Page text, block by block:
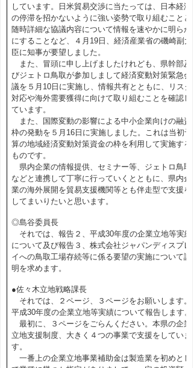
しています。日米貿易交渉に当たっては、日本経済
の停滞を招かないように強い姿勢で取り組むことと
随時詳細な協議内容について情報を速やかに明らか
にすることなど、４月19日、経済産業省の磯崎副大
臣に知事が要望しました。
また、冒頭に申し上げましたけれども、県幹部及
びジェトロ鳥取が参加しまして経済変動対策緊急会
議を５月10日に実施し、情報共有とともに、リスク
対応や海外需要獲得に向けて取り組むことを確認し
ています。
また、国際変動の影響による中小企業向けの融資
枠の発動を５月16日に実施しました。これは当初予
算の地域経済変動対策資金の枠を利用して実施する
ものです。
県内企業の情報提供、セミナー等、ジェトロ鳥取
などと連携して丁寧に行っていくとともに、県内企
業の海外展開を貿易支援機関等とも伴走型で支援を
してまいりたいと思います。
◎島谷委員長
それでは、報告２、平成30年度の企業立地等実績
について及び報告３、株式会社ジャパンディスプレ
イへの鳥取工場存続等に係る要望の実施について説
明を求めます。
●佐々木立地戦略課長
それでは、２ページ、３ページをお願いします。
平成30年度の企業立地等実績について報告します。
最初に、３ページをごらんください。本県の企業
立地支援制度、大きく４つの事業で支援をしていま
す。
一番上の企業立地事業補助金は製造業を初めとし